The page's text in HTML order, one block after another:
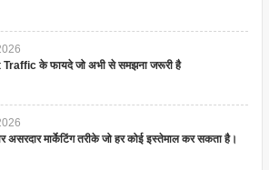
के फायदे जो अभी से समझना जरूरी है
मार्केटिंग तरीके जो हर कोई इस्तेमाल कर सकता है।